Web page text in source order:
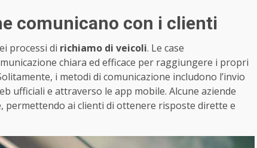
comunicano con i clienti
processi di richiamo di veicoli. Le case
chiara ed efficace per raggiungere i propri
i metodi di comunicazione includono l’invio
ufficiali e attraverso le app mobile. Alcune aziende
permettendo ai clienti di ottenere risposte dirette e